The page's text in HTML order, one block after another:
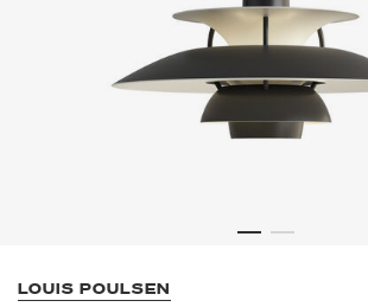
LOUIS POULSEN